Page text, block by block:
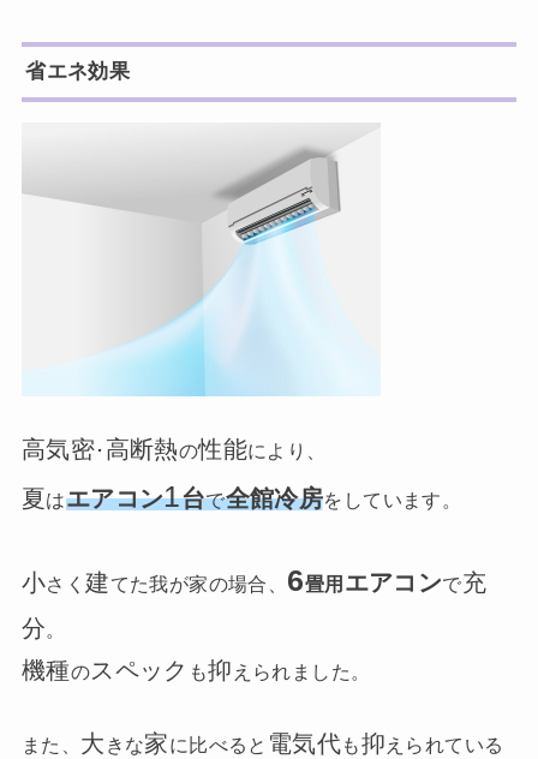
省エネ効果
高気密･ 高断熱の性能により、
夏はエアコン1台で全館冷房をしています。
小さく 建てた我が家の場合、 6畳用 エアコンで充
分。
機種のスペック も抑 えられました。
また、 大 きな家に比べると 電気代も抑 えられている